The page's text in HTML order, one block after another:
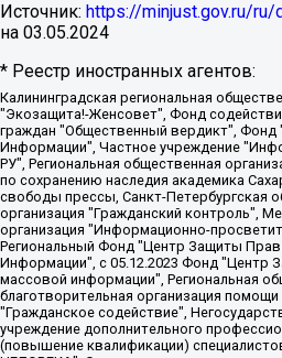
Источник: https://minjust.gov.ru/
на 03.05.2024
* Реестр иностранных агентов:
Калининградская региональная общественная организация "Экозащита!-Женсовет", Фонд содействия защите прав и свобод граждан "Общественный вердикт", Фонд "Институт Развития Свободы Информации", Частное учреждение "Информационное агентство МЕМО. РУ", Региональная общественная организация "Общественная комиссия по сохранению наследия академика Сахарова", Фонд поддержки свободы прессы, Санкт-Петербургская общественная правозащитная организация "Гражданский контроль", Межрегиональная общественная организация "Информационно-просветительский центр "Мемориал", Региональный Фонд "Центр Защиты Прав Средств Массовой Информации", с 05.12.2023 Фонд "Центр Защиты Прав Средств массовой информации", Региональная общественная благотворительная организация помощи беженцам и мигрантам "Гражданское содействие", Негосударственное образовательное учреждение дополнительного профессионального образования (повышение квалификации) специалистов "АКАДЕМИЯ ПО ПРАВАМ ЧЕЛОВЕКА", Свердловская региональная общественная организация "Сутяжник", Автономная некоммерческая организация "Центр независимых социологических исследований", Союз общественных объединений "Российский исследовательский центр по правам человека", Региональное общественное учреждение научно-информационный центр "МЕМОРИАЛ", Некоммерческая организация "Фонд защиты гласности", Автономная некоммерческая организация "Институт прав человека", Городская общественная организация "Екатеринбургское общество "МЕМОРИАЛ", Городская общественная организация "Рязанское историко-просветительское и правозащитное общество "Мемориал" (Рязанский Мемориал), Челябинский региональный орган общественной самодеятельности – женское общественное объединение "Женщины Евразии", Челябинский региональный орган общественной самодеятельности "Уральская правозащитная группа", Фонд содействия защите здоровья и социальной справедливости имени Андрея Рылькова, Автономная Некоммерческая Организация "Аналитический Центр Юрия Левады", Автономная некоммерческая организация социальной поддержки населения "Проект Апрель", Региональная общественная организация помощи женщинам и детям, находящимся в кризисной ситуации "Информационно-методический центр "Анна", Фонд содействия развитию массовых коммуникаций и правовому просвещению "Так-так-Так", Фонд содействия устойчивому развитию "Серебряная тайга", Свердловский региональный общественный фонд социальных проектов "Новое время", "Idel.Реалии", Кавказ.Реалии, Крым.Реалии, Телеканал Настоящее Время, Татаро-башкирская служба Радио Свобода (Azatliq Radiosi), Радио Свободная Европа/Радио Свобода (PCE/PC), "Сибирь.Реалии", "Фактограф", Благотворительный фонд помощи осужденным и их семьям, Автономная некоммерческая организация "Институт глобализации и социальных движений", Фонд "В защиту прав заключенных", Частное учреждение "Центр поддержки и содействия развитию средств массовой информации", Пензенский региональный общественный благотворительный фонд "Гражданский союз", "Север.Реалии", Некоммерческая организация Фонд "Правовая инициатива", Общество с ограниченной ответственностью "Радио Свободная Европа/Радио Свобода", Чешское информационное агентство "MEDIUM-ORIENT", Красноярская региональная общественная организация "Мы против СПИДа", Камалягин Денис Николаевич, Маркелов Сергей Евгеньевич, Пономарев Лев Александрович, Савицкая Людмила Алексеевна, Автономная некоммерческая организация "Центр по работе с проблемой насилия "НАСИЛИЮ.НЕТ", Межрегиональный профессиональный союз работников здравоохранения "Альянс врачей", Юридическое лицо, зарегистрированное в Латвийской Республике, SIA "Medusa Project" (регистрационный номер 40103797863, дата регистрации 10.06.2014), Некоммерческая организация "Фонд по борьбе с коррупцией", Автономная некоммерческая организация "Институт права и публичной политики", Баданин Роман Сергеевич, Гликин Максим Александрович, Железнова Мария Михайловна, Лукьянова Юлия Сергеевна, Маетная Елизавета Витальевна, Маняхин Петр Борисович, Чуракова Ольга Владимировна, Ярош Юлия Петровна, Юридическое лицо "The Insider SIA", зарегистрированное в Риге, Латвийская Республика (дата регистрации 26.06.2015), являющееся администратором доменного имени интернет-издания "The Insider SIA", https://theins.ru, Постернак Алексей Евгеньевич, Рубин Михаил Аркадьевич, Анин Роман Александрович, Юридическое лицо Istories fonds, зарегистрированное в Латвийской Республике (регистрационный номер 50008295751, дата регистрации 24.02.2020), Великовский Дмитрий Александрович, Долинина Ирина Николаевна, Мароховская Алеся Алексеевна, Шлейнов Роман Юрьевич, Шмагун Олеся Валентиновна, Общество с ограниченной ответственностью "Альтаир 2021", Общество с ограниченной ответственностью "Вега 2021", Общество с ограниченной ответственностью "Главный редактор 2021", Общество с ограниченной ответственностью "Ромашки монолит", Важенков Артем Валерьевич, Ивановская областная общественная организация "Центр гендерных исследований", Гурман Юрий Альбертович, Медиапроект "ОВД-Инфо", Егоров Владимир Владимирович, Жилинский Владимир Александрович, Общество с ограниченной ответственностью "ЗП", Иванова София Юрьевна, Карезина Инна Павловна, Кильтау Екатерина Викторовна, Петров Алексей Викторович, Пискунов Сергей Евгеньевич, Смирнов Сергей Сергеевич, Тихонов Михаил Сергеевич, Общество с ограниченной ответственностью "ЖУРНАЛИСТ-ИНОСТРАННЫЙ АГЕНТ", Арапова Галина Юрьевна, Вольтская Татьяна Анатольевна, Американская компания "Mason G.E.S. Anonymous Foundation" (США), являющаяся владельцем интернет-издания https://mnews.world/, Компания "Stichting Bellingcat", зарегистрированная в Нидерландах (дата регистрации 11.07.2018), Захаров Андрей Вячеславович, Клепиковская Екатерина Дмитриевна, Общество с ограниченной ответственностью "МЕМО", Перл Роман Александрович, Симонов Евгений Алексеевич, Соловьева Елена Анатольевна, Сотников Даниил Владимирович, Сурначева Елизавета Дмитриевна, Автономная некоммерческая организация по защите прав человека и информированию населения "Якутия – Наше Мнение", Общество с ограниченной ответственностью "Москоу диджитал медиа", с 26.01.2023 Общество с ограниченной ответственностью "Чайка Белые сады", Ветошкина Валерия Валерьевна, Заговора Максим Александрович, Межрегиональное общественное движение "Российская ЛГБТ - сеть", Оленичев Максим Владимирович, Павлов Иван Юрьевич, Скворцова Елена Сергеевна, Общество с ограниченной ответственностью "Как бы инагент", Кочетков Игорь Викторович, Общество с ограниченной ответственностью "Честные выборы", Еланчик Олег Александрович, Общество с ограниченной ответственностью "Нобелевский призыв", Гималова Регина Эмилевна, Григорьев Андрей Валерьевич, Григорьева Алина Александровна, Ассоциация по содействию защите прав призывников, альтернативнослужащих и военнослужащих "Правозащитная группа "Гражданин.Армия.Право", Хисамова Регина Фаритовна, Автономная некоммерческая организация по реализации социально-правовых программ